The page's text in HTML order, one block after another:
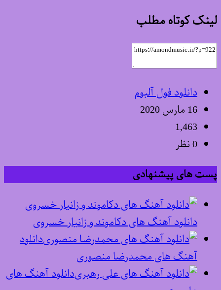
لینک کوتاه مطلب
دانلود فول آلبوم
16 مارس 2020
1,463
0 نظر
پست های پیشنهادی
دانلود آهنگ های دکاموند و زانیار خسروی
دانلود
آهنگ های محمدرضا منصوری
دانلود آهنگ های